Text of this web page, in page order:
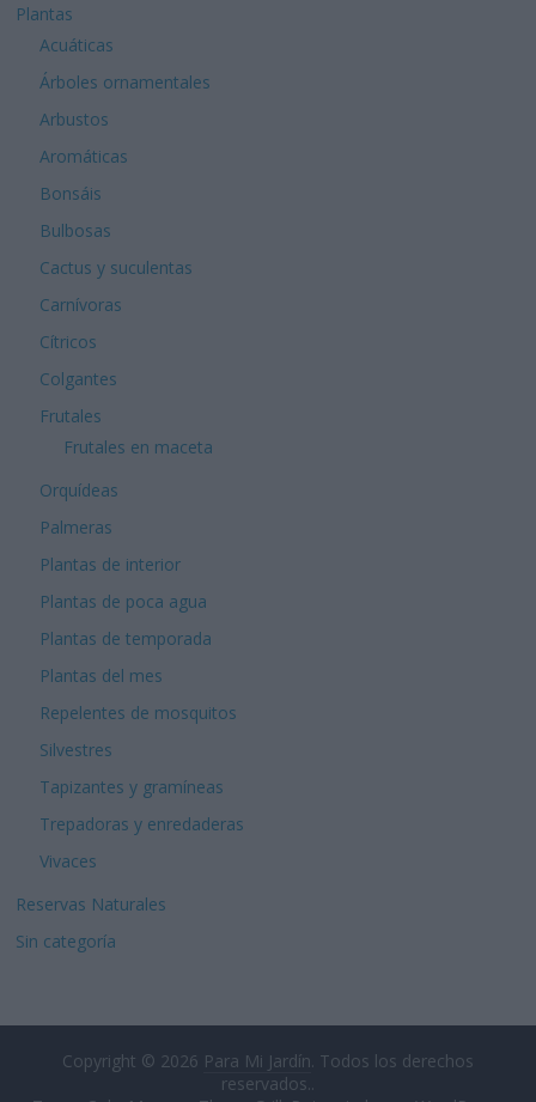
Plantas
Acuáticas
Árboles ornamentales
Arbustos
Aromáticas
Bonsáis
Bulbosas
Cactus y suculentas
Carnívoras
Cítricos
Colgantes
Frutales
Frutales en maceta
Orquídeas
Palmeras
Plantas de interior
Plantas de poca agua
Plantas de temporada
Plantas del mes
Repelentes de mosquitos
Silvestres
Tapizantes y gramíneas
Trepadoras y enredaderas
Vivaces
Reservas Naturales
Sin categoría
Copyright © 2026 Para Mi Jardín . Todos los derechos
reservados..